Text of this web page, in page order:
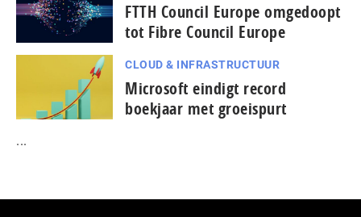
FTTH Council Europe omgedoopt
tot Fibre Council Europe
CLOUD & INFRASTRUCTUUR
Microsoft eindigt record
boekjaar met groeispurt
...